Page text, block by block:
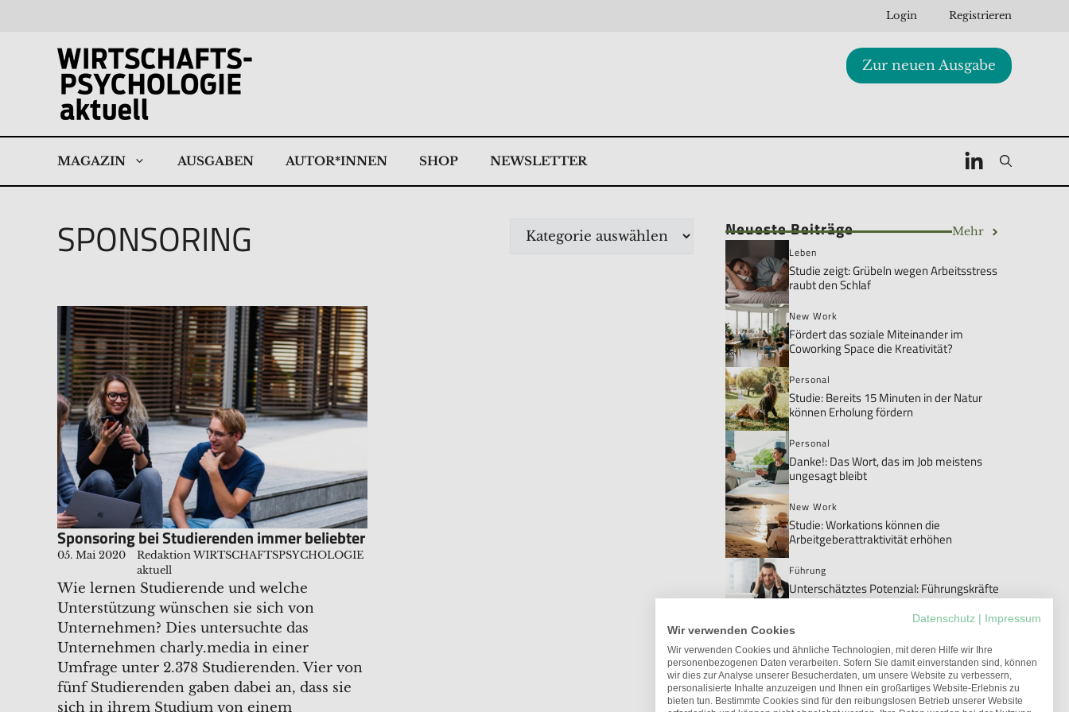
springen
Login Registrieren
Zur neuen Ausgabe
MAGAZIN AUSGABEN AUTOR*INNEN SHOP NEWSLETTER
SPONSORING Kategorien
Sponsoring bei Studierenden immer beliebter
05. Mai 2020
Redaktion WIRTSCHAFTSPSYCHOLOGIE
aktuell
Wie lernen Studierende und welche
Unterstützung wünschen sie sich von
Unternehmen? Dies untersuchte das
Unternehmen charly.media in einer
Umfrage unter 2.378 Studierenden. Vier von
fünf Studierenden gaben dabei an, dass sie
sich in ihrem Studium von einem
Neueste Beiträge Mehr
Leben
Studie zeigt: Grübeln wegen Arbeitsstress
raubt den Schlaf
New Work
Fördert das soziale Miteinander im
Coworking Space die Kreativität?
Personal
Studie: Bereits 15 Minuten in der Natur
können Erholung fördern
Personal
Danke!: Das Wort, das im Job meistens
ungesagt bleibt
New Work
Studie: Workations können die
Arbeitgeberattraktivität erhöhen
Führung
Unterschätztes Potenzial: Führungskräfte
mit gesundheitlichen Einschränkungen
Datenschutz
Impressum
Wir verwenden Cookies
Wir verwenden Cookies und ähnliche Technologien, mit deren Hilfe wir Ihre
personenbezogenen Daten verarbeiten. Sofern Sie damit einverstanden sind, können
wir dies zur Analyse unserer Besucherdaten, um unsere Website zu verbessern,
personalisierte Inhalte anzuzeigen und Ihnen ein großartiges Website-Erlebnis zu
bieten tun. Bestimmte Cookies sind für den reibungslosen Betrieb unserer Website